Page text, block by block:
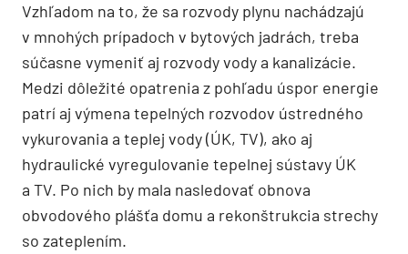
Vzhľadom na to, že sa rozvody plynu nachádzajú
v mnohých prípadoch v bytových jadrách, treba
súčasne vymeniť aj rozvody vody a kanalizácie.
Medzi dôležité opatrenia z pohľadu úspor energie
patrí aj výmena tepelných rozvodov ústredného
vykurovania a teplej vody (ÚK, TV), ako aj
hydraulické vyregulovanie tepelnej sústavy ÚK
a TV. Po nich by mala nasledovať obnova
obvodového plášťa domu a rekonštrukcia strechy
so zateplením.